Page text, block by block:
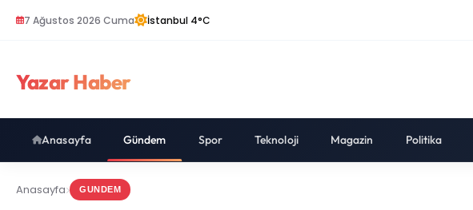
7 Ağustos 2026 Cuma İstanbul 4°C
Yazar Haber
Anasayfa Gündem Spor Teknoloji Magazin Politika
Anasayfa GUNDEM